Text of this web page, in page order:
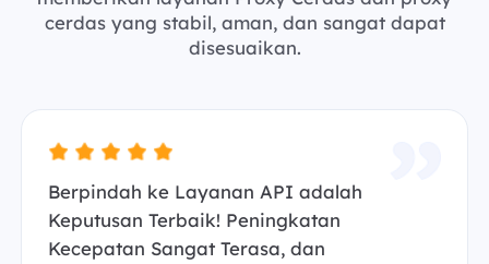
cerdas yang stabil, aman, dan sangat dapat
disesuaikan.
Berpindah ke Layanan API adalah
Keputusan Terbaik! Peningkatan
Kecepatan Sangat Terasa, dan